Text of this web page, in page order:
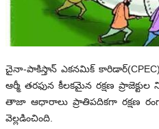
చైనా-పాకిస్తాన్ ఎకనమిక్
ఆర్మీ తరఫున కీలకమైన రక్షణ
తాజా ఆధారాలు ప్రాతిపదికగా రక్షణ
వెల్లడించింది.